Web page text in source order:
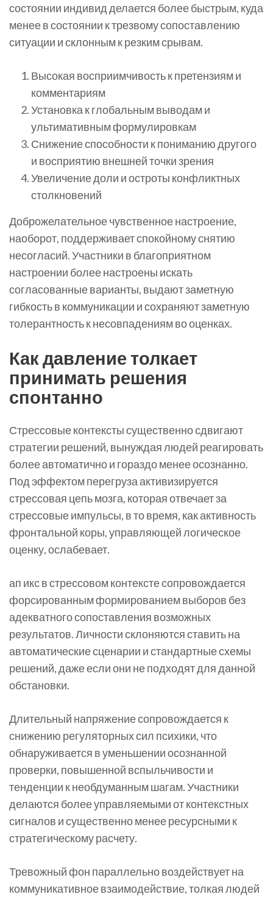
состоянии индивид делается более быстрым, куда
менее в состоянии к трезвому сопоставлению
ситуации и склонным к резким срывам.
Высокая восприимчивость к претензиям и
комментариям
Установка к глобальным выводам и
ультимативным формулировкам
Снижение способности к пониманию другого
и восприятию внешней точки зрения
Увеличение доли и остроты конфликтных
столкновений
Доброжелательное чувственное настроение,
наоборот, поддерживает спокойному снятию
несогласий. Участники в благоприятном
настроении более настроены искать
согласованные варианты, выдают заметную
гибкость в коммуникации и сохраняют заметную
толерантность к несовпадениям во оценках.
Как давление толкает
принимать решения
спонтанно
Стрессовые контексты существенно сдвигают
стратегии решений, вынуждая людей реагировать
более автоматично и гораздо менее осознанно.
Под эффектом перегруза активизируется
стрессовая цепь мозга, которая отвечает за
стрессовые импульсы, в то время, как активность
фронтальной коры, управляющей логическое
оценку, ослабевает.
ап икс в стрессовом контексте сопровождается
форсированным формированием выборов без
адекватного сопоставления возможных
результатов. Личности склоняются ставить на
автоматические сценарии и стандартные схемы
решений, даже если они не подходят для данной
обстановки.
Длительный напряжение сопровождается к
снижению регуляторных сил психики, что
обнаруживается в уменьшении осознанной
проверки, повышенной вспыльчивости и
тенденции к необдуманным шагам. Участники
делаются более управляемыми от контекстных
сигналов и существенно менее ресурсными к
стратегическому расчету.
Тревожный фон параллельно воздействует на
коммуникативное взаимодействие, толкая людей